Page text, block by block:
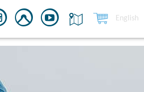
English